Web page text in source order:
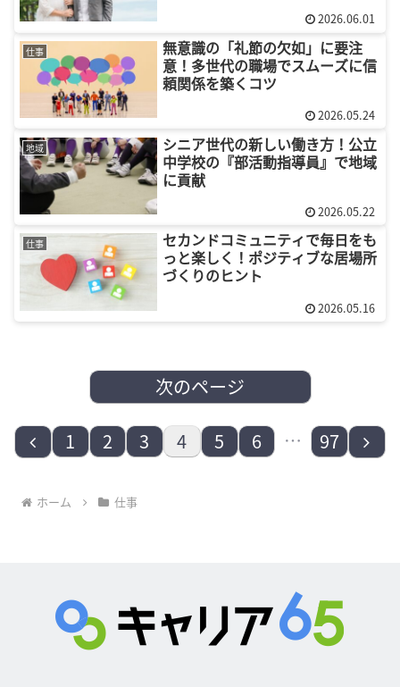
2026.06.01
仕事
無意識の「礼節の欠如」に要注
意！多世代の職場でスムーズに信
頼関係を築くコツ
2026.05.24
地域
シニア世代の新しい働き方！公立
中学校の『部活動指導員』で地域
に貢献
2026.05.22
仕事
セカンドコミュニティで毎日をも
っと楽しく！ポジティブな居場所
づくりのヒント
2026.05.16
次のページ
前
1 2 3 4 5 6 … 97
次
ホーム 仕事